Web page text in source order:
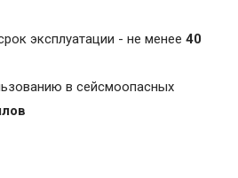
эксплуатации - не менее 40
в сейсмоопасных